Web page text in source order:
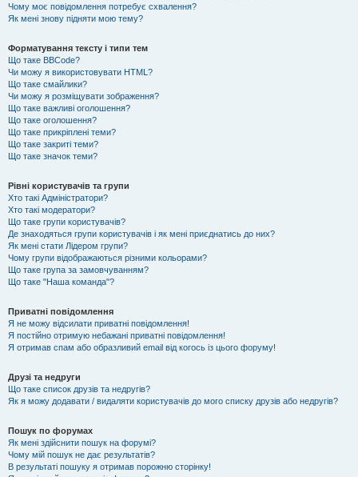
Чому моє повідомлення потребує схвалення?
Як мені знову підняти мою тему?
Форматування тексту і типи тем
Що таке BBCode?
Чи можу я використовувати HTML?
Що таке смайлики?
Чи можу я розміщувати зображення?
Що таке важливі оголошення?
Що таке оголошення?
Що таке прикріплені теми?
Що таке закриті теми?
Що таке значок теми?
Рівні користувачів та групи
Хто такі Адміністратори?
Хто такі модератори?
Що таке групи користувачів?
Де знаходяться групи користувачів і як мені приєднатись до них?
Як мені стати Лідером групи?
Чому групи відображаються різними кольорами?
Що таке група за замовчуванням?
Що таке "Наша команда"?
Приватні повідомлення
Я не можу відсилати приватні повідомлення!
Я постійно отримую небажані приватні повідомлення!
Я отримав спам або образливий email від когось із цього форуму!
Друзі та недруги
Що таке список друзів та недругів?
Як я можу додавати / видаляти користувачів до мого списку друзів або недругів?
Пошук по форумах
Як мені здійснити пошук на форумі?
Чому мій пошук не дає результатів?
В результаті пошуку я отримав порожню сторінку!